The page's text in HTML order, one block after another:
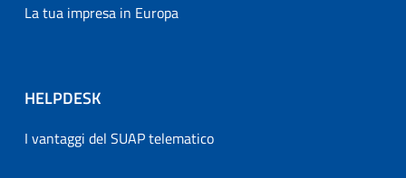
La tua impresa in Europa
HELPDESK
I vantaggi del SUAP telematico